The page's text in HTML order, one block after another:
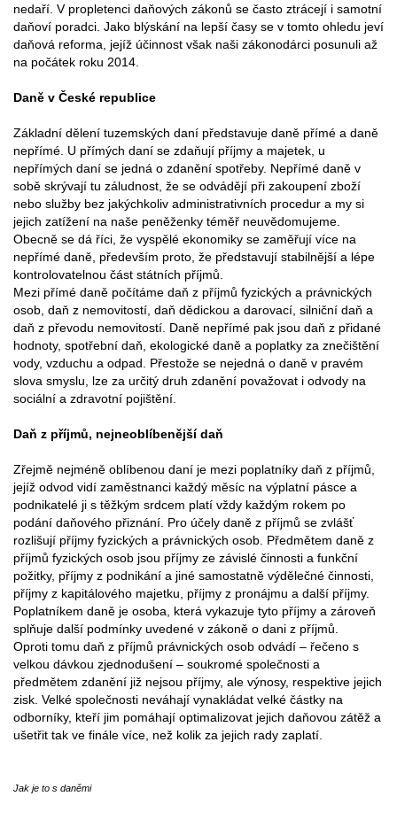
nedaří. V propletenci daňových zákonů se často ztrácejí i samotní
daňoví poradci. Jako blýskání na lepší časy se v tomto ohledu jeví
daňová reforma, jejíž účinnost však naši zákonodárci posunuli až
na počátek roku 2014.
Daně v České republice
Základní dělení tuzemských daní představuje daně přímé a daně
nepřímé. U přímých daní se zdaňují příjmy a majetek, u
nepřímých daní se jedná o zdanění spotřeby. Nepřímé daně v
sobě skrývají tu záludnost, že se odvádějí při zakoupení zboží
nebo služby bez jakýchkoliv administrativních procedur a my si
jejich zatížení na naše peněženky téměř neuvědomujeme.
Obecně se dá říci, že vyspělé ekonomiky se zaměřují více na
nepřímé daně, především proto, že představují stabilnější a lépe
kontrolovatelnou část státních příjmů.
Mezi přímé daně počítáme daň z příjmů fyzických a právnických
osob, daň z nemovitostí, daň dědickou a darovací, silniční daň a
daň z převodu nemovitostí. Daně nepřímé pak jsou daň z přidané
hodnoty, spotřební daň, ekologické daně a poplatky za znečištění
vody, vzduchu a odpad. Přestože se nejedná o daně v pravém
slova smyslu, lze za určitý druh zdanění považovat i odvody na
sociální a zdravotní pojištění.
Daň z příjmů, nejneoblíbenější daň
Zřejmě nejméně oblíbenou daní je mezi poplatníky daň z příjmů,
jejíž odvod vidí zaměstnanci každý měsíc na výplatní pásce a
podnikatelé ji s těžkým srdcem platí vždy každým rokem po
podání daňového přiznání. Pro účely daně z příjmů se zvlášť
rozlišují příjmy fyzických a právnických osob. Předmětem daně z
příjmů fyzických osob jsou příjmy ze závislé činnosti a funkční
požitky, příjmy z podnikání a jiné samostatně výdělečné činnosti,
příjmy z kapitálového majetku, příjmy z pronájmu a další příjmy.
Poplatníkem daně je osoba, která vykazuje tyto příjmy a zároveň
splňuje další podmínky uvedené v zákoně o dani z příjmů.
Oproti tomu daň z příjmů právnických osob odvádí – řečeno s
velkou dávkou zjednodušení – soukromé společnosti a
předmětem zdanění již nejsou příjmy, ale výnosy, respektive jejich
zisk. Velké společnosti neváhají vynakládat velké částky na
odborníky, kteří jim pomáhají optimalizovat jejich daňovou zátěž a
ušetřit tak ve finále více, než kolik za jejich rady zaplatí.
Jak je to s daněmi